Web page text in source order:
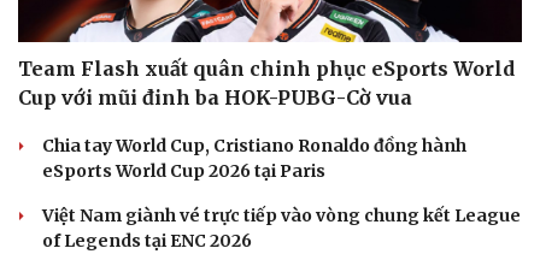
Sân khấu - Điện ảnh
Văn học
Nghệ sĩ